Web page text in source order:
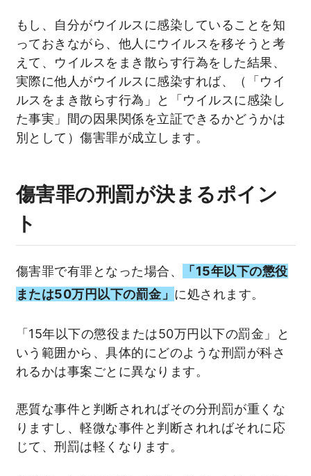
もし、自分がウイルスに感染していることを知
っておきながら、他人にウイルスを移そうと考
えて、ウイルスをまき散らす行為をした結果、
実際に他人がウイルスに感染すれば、（「ウイ
ルスをまき散らす行為」と「ウイルスに感染し
た事実」間の因果関係を立証できるかどうかは
別として）傷害罪が成立します。
傷害罪の刑罰が決まるポイン
ト
傷害罪で有罪となった場合、
「15年以下の懲役
または50万円以下の罰金」 に処されます。
「15年以下の懲役または50万円以下の罰金」と
いう範囲から、具体的にどのような刑罰が科さ
れるかは事案ごとに異なります。
悪質な事件と判断されればその分刑罰が重くな
りますし、軽微な事件と判断されればそれに応
じて、刑罰は軽くなります。